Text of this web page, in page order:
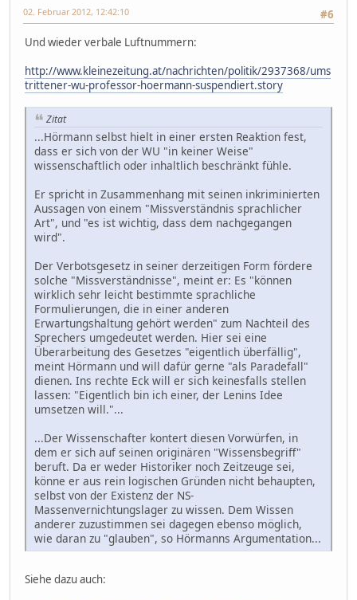
#6
02. Februar 2012, 12:42:10
Und wieder verbale Luftnummern:
http://www.kleinezeitung.at/nachrichten/politik/2937368/ums
trittener-wu-professor-hoermann-suspendiert.story
Zitat
...Hörmann selbst hielt in einer ersten Reaktion fest,
dass er sich von der WU "in keiner Weise"
wissenschaftlich oder inhaltlich beschränkt fühle.
Er spricht in Zusammenhang mit seinen inkriminierten
Aussagen von einem "Missverständnis sprachlicher
Art", und "es ist wichtig, dass dem nachgegangen
wird".
Der Verbotsgesetz in seiner derzeitigen Form fördere
solche "Missverständnisse", meint er: Es "können
wirklich sehr leicht bestimmte sprachliche
Formulierungen, die in einer anderen
Erwartungshaltung gehört werden" zum Nachteil des
Sprechers umgedeutet werden. Hier sei eine
Überarbeitung des Gesetzes "eigentlich überfällig",
meint Hörmann und will dafür gerne "als Paradefall"
dienen. Ins rechte Eck will er sich keinesfalls stellen
lassen: "Eigentlich bin ich einer, der Lenins Idee
umsetzen will."...
...Der Wissenschafter kontert diesen Vorwürfen, in
dem er sich auf seinen originären "Wissensbegriff"
beruft. Da er weder Historiker noch Zeitzeuge sei,
könne er aus rein logischen Gründen nicht behaupten,
selbst von der Existenz der NS-
Massenvernichtungslager zu wissen. Dem Wissen
anderer zuzustimmen sei dagegen ebenso möglich,
wie daran zu "glauben", so Hörmanns Argumentation...
Siehe dazu auch: